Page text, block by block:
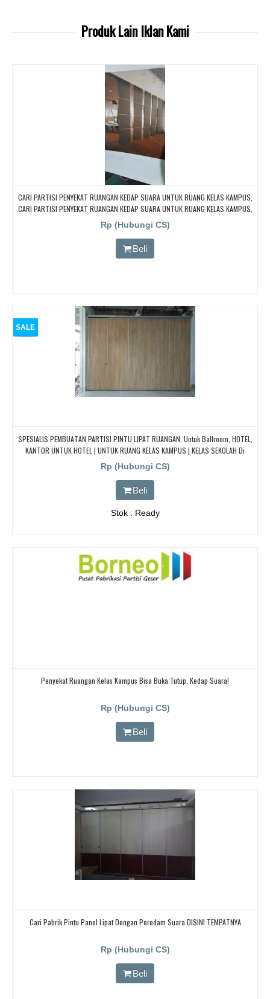
Produk LainIklan Kami
CARI PARTISI PENYEKAT RUANGAN KEDAP SUARA UNTUK RUANG KELAS KAMPUS,
CARI PARTISI PENYEKAT RUANGAN KEDAP SUARA UNTUK RUANG KELAS KAMPUS,
CARI PARTISI PENYEKAT RUANGAN KEDAP SUARA UNTUK RUANG KELAS KAMPUS,
CARI PARTISI PENYEKAT RUANGAN KEDAP SUARA UNTUK RUANG KELAS KAMPUS,
CARI PARTISI PENYEKAT RUANGAN KEDAP SUARA UNTUK RUANG KELAS KAMPUS
Rp (Hubungi CS)
Beli
SALE
SPESIALIS PEMBUATAN PARTISI PINTU LIPAT RUANGAN, Untuk Ballroom, HOTEL,
KANTOR UNTUK HOTEL | UNTUK RUANG KELAS KAMPUS | KELAS SEKOLAH Di
BANDUNG, JAKARTA, BEKASI, TANGERANG
Rp (Hubungi CS)
Beli
Stok : Ready
Penyekat Ruangan Kelas Kampus Bisa Buka Tutup, Kedap Suara!
Rp (Hubungi CS)
Beli
Cari Pabrik Pintu Panel Lipat Dengan Peredam Suara DISINI TEMPATNYA
Rp (Hubungi CS)
Beli